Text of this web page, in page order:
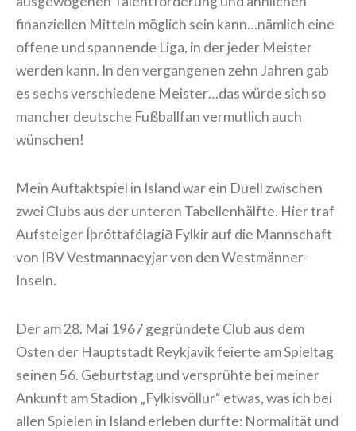
finanziellen Mitteln möglich sein kann…nämlich eine
offene und spannende Liga, in der jeder Meister
werden kann. In den vergangenen zehn Jahren gab
es sechs verschiedene Meister…das würde sich so
mancher deutsche Fußballfan vermutlich auch
wünschen!
Mein Auftaktspiel in Island war ein Duell zwischen
zwei Clubs aus der unteren Tabellenhälfte. Hier traf
Aufsteiger Íþróttafélagið Fylkir auf die Mannschaft
von IBV Vestmannaeyjar von den Westmänner-
Inseln.
Der am 28. Mai 1967 gegründete Club aus dem
Osten der Hauptstadt Reykjavik feierte am Spieltag
seinen 56. Geburtstag und versprühte bei meiner
Ankunft am Stadion „Fylkisvöllur“ etwas, was ich bei
allen Spielen in Island erleben durfte: Normalität und